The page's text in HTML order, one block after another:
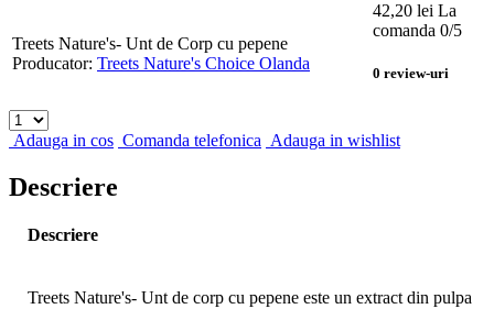
Treets Nature's- Unt de Corp cu pepene
Producator: Treets Nature's Choice Olanda
42,20 lei La
comanda 0/5
0 review-uri
Adauga in cos Comanda telefonica Adauga in wishlist
Descriere
Descriere
Treets Nature's- Unt de corp cu pepene este un extract din pulpa